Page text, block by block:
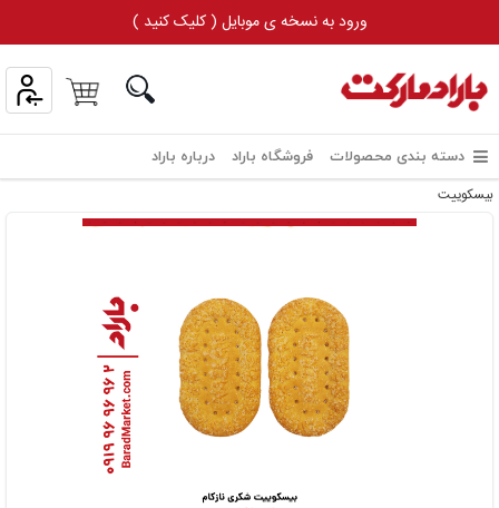
ورود به نسخه ی موبایل ( کلیک کنید )
دسته بندی محصولات فروشگاه باراد درباره باراد
بیسکوییت